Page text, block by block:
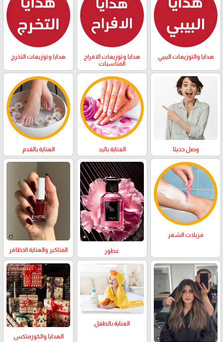
هدايا والتوزيعات البيبي
هدايا وتوزيعات الافراح
المناسبات
هدايا وتوزيعات التخرج
وصل حديثا العناية باليد العناية بالقدم
مزيلات الشعر
عطور المناكير والعناية الاظافر
العناية بالطفل
الهدايا والكوزمتكس